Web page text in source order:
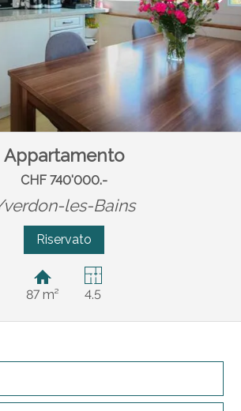
Appartamento
CHF 740'000.-
les-Bains
Riservato
87 m² 4.5